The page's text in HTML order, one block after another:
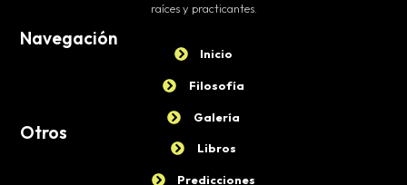
raíces y practicantes.
Navegación
Inicio
Filosofía
Galería
Otros
Libros
Predicciones